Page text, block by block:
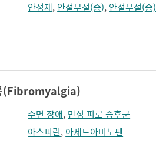
안정제, 안절부절(증), 안절부절(증)
(Fibromyalgia)
수면 장애, 만성 피로 증후군
아스피린, 아세트아미노펜